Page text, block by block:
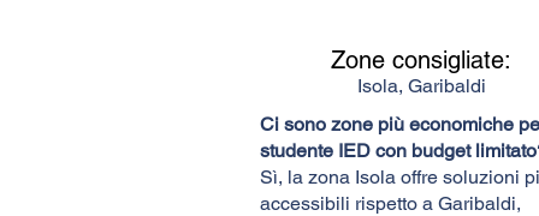
Zone consigliate:
Isola, Garibaldi
Ci sono zone più economiche
studente IED con budget
Sì, la zona Isola offre soluzioni
accessibili rispetto a Garibaldi,